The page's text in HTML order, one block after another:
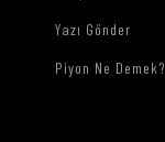
Yazı Gönder
Piyon Ne Demek?